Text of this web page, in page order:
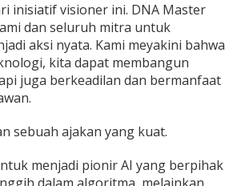
inisiatif visioner ini. DNA Master
dan seluruh mitra untuk
aksi nyata. Kami meyakini bahwa
kita dapat membangun
juga berkeadilan dan bermanfaat
sebuah ajakan yang kuat.
menjadi pionir AI yang berpihak